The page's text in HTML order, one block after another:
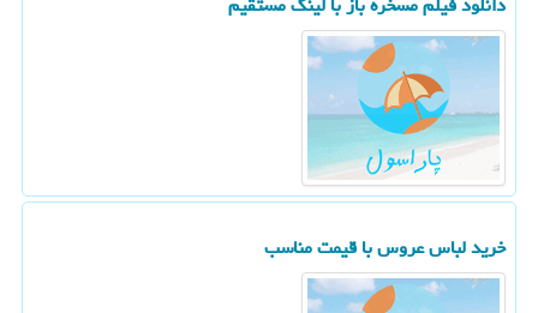
خرید لباس عروس با قیمت مناسب